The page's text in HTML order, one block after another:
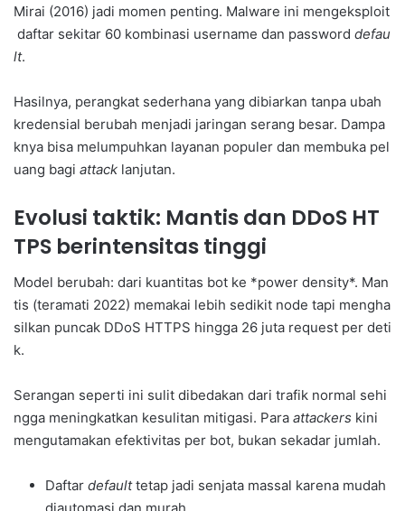
Mirai (2016) jadi momen penting. Malware ini mengeksploit
daftar sekitar 60 kombinasi username dan password defau
lt.
Hasilnya, perangkat sederhana yang dibiarkan tanpa ubah
kredensial berubah menjadi jaringan serang besar. Dampa
knya bisa melumpuhkan layanan populer dan membuka pel
uang bagi attack lanjutan.
Evolusi taktik: Mantis dan DDoS HT
TPS berintensitas tinggi
Model berubah: dari kuantitas bot ke *power density*. Man
tis (teramati 2022) memakai lebih sedikit node tapi mengha
silkan puncak DDoS HTTPS hingga 26 juta request per deti
k.
Serangan seperti ini sulit dibedakan dari trafik normal sehi
ngga meningkatkan kesulitan mitigasi. Para attackers kini
mengutamakan efektivitas per bot, bukan sekadar jumlah.
Daftar defaulttetap jadi senjata massal karena mudah